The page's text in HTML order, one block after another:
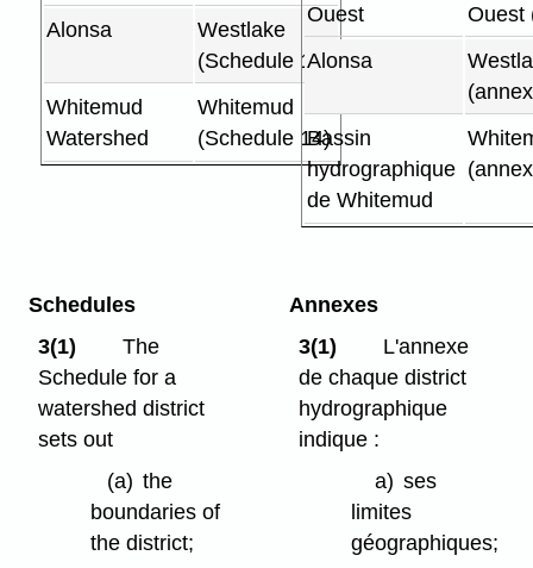
Alonsa
Westlake
(Schedule 13)
Whitemud
Watershed
Whitemud
(Schedule 14)
Ouest
Ouest
Alonsa
Bassin
hydrographique
de Whitemud
Schedules
3(1)
The
Schedule for a
watershed district
sets out
(a) the
boundaries of
the district;
Annexes
3(1)
L'annexe
de chaque district
hydrographique
indique :
a) ses
limites
géographiques;